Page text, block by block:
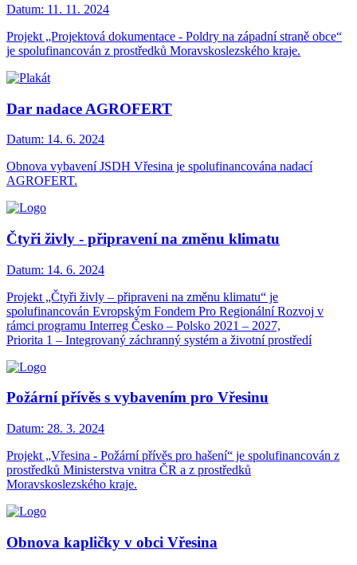
Datum: 11. 11. 2024
Projekt „Projektová dokumentace - Poldry na západní straně obce“
je spolufinancován z prostředků Moravskoslezského kraje.
Dar nadace AGROFERT
Datum: 14. 6. 2024
Obnova vybavení JSDH Vřesina je spolufinancována nadací
AGROFERT.
Čtyři živly - připravení na změnu klimatu
Datum: 14. 6. 2024
Projekt „Čtyři živly – připraveni na změnu klimatu“ je
spolufinancován Evropským Fondem Pro Regionální Rozvoj v
rámci programu Interreg Česko – Polsko 2021 – 2027,
Priorita 1 – Integrovaný záchranný systém a životní prostředí
Požární přívěs s vybavením pro Vřesinu
Datum: 28. 3. 2024
Projekt „Vřesina - Požární přívěs pro hašení“ je spolufinancován z
prostředků Ministerstva vnitra ČR a z prostředků
Moravskoslezského kraje.
Obnova kapličky v obci Vřesina